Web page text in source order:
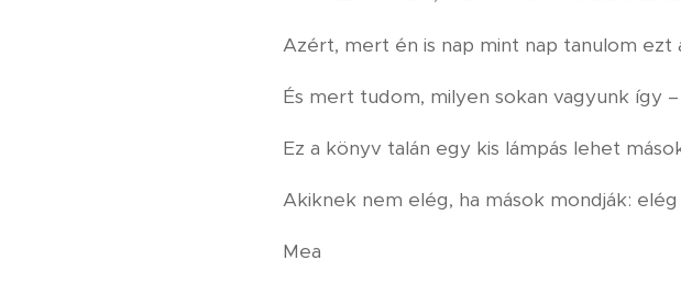
Azért, mert én is nap mint nap tanulom
És mert tudom, milyen sokan vagyunk így
Ez a könyv talán egy kis lámpás lehet
Akiknek nem elég, ha mások mondják:
Mea